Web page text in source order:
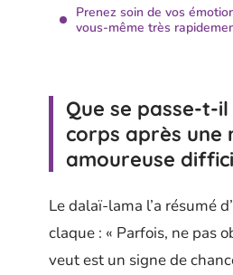
Prenez soin de vos
vous-même très
Que se passe-t-
corps après une
amoureuse
Le dalaï-lama l’a résumé
claque : « Parfois, ne pas
veut est un signe de